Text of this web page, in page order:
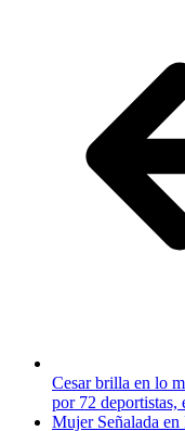
Cesar brilla en lo
por 72
Mujer Señalada